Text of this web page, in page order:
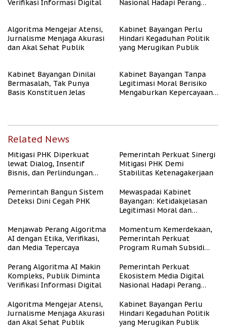
Verifikasi Informasi Digital
Nasional Hadapi Perang
Algoritma Mengejar Atensi,
Jurnalisme Menjaga Akurasi
dan Akal Sehat Publik
Kabinet Bayangan Perlu
Hindari Kegaduhan Politik
yang Merugikan Publik
Kabinet Bayangan Dinilai
Bermasalah, Tak Punya
Basis Konstituen Jelas
Kabinet Bayangan Tanpa
Legitimasi Moral Berisiko
Mengaburkan Kepercayaan
Related News
Mitigasi PHK Diperkuat
lewat Dialog, Insentif
Bisnis, dan Perlindungan
Pemerintah Perkuat Sinergi
Mitigasi PHK Demi
Stabilitas Ketenagakerjaan
Pemerintah Bangun Sistem
Deteksi Dini Cegah PHK
Mewaspadai Kabinet
Bayangan: Ketidakjelasan
Legitimasi Moral dan
Menjawab Perang Algoritma
AI dengan Etika, Verifikasi,
dan Media Tepercaya
Momentum Kemerdekaan,
Pemerintah Perkuat
Program Rumah Subsidi
Berpenghasilan Rendah
Perang Algoritma AI Makin
Kompleks, Publik Diminta
Verifikasi Informasi Digital
Pemerintah Perkuat
Ekosistem Media Digital
Nasional Hadapi Perang
Algoritma Mengejar Atensi,
Jurnalisme Menjaga Akurasi
dan Akal Sehat Publik
Kabinet Bayangan Perlu
Hindari Kegaduhan Politik
yang Merugikan Publik